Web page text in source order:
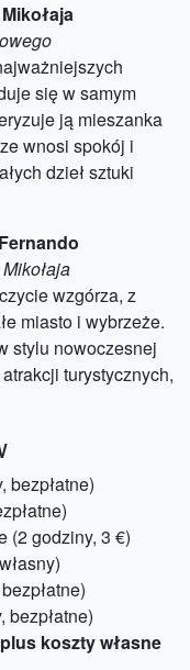
się w samym
ją mieszanka
wnosi spokój i
dzieł sztuki
wzgórza, z
miasto i wybrzeże.
stylu nowoczesnej
turystycznych,
bezpłatne)
(2 godziny, 3 €)
bezpłatne)
koszty własne